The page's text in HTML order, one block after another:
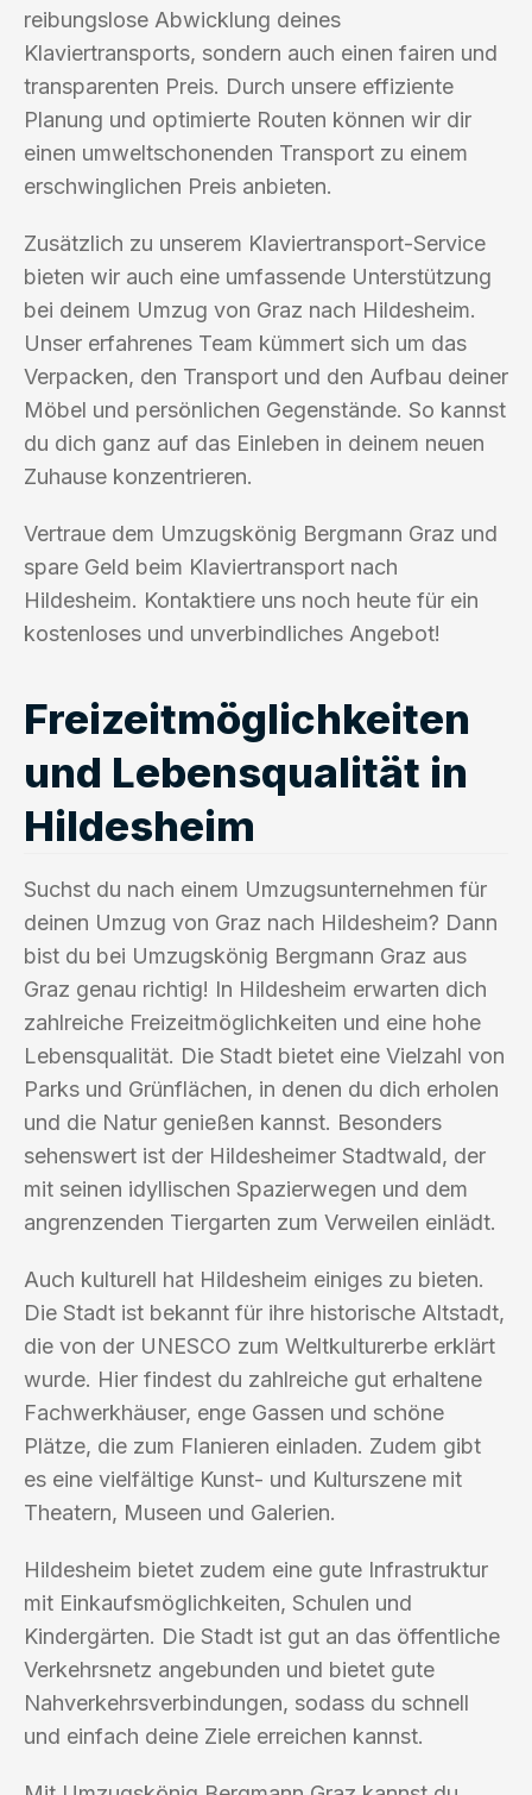
reibungslose Abwicklung deines
Klaviertransports, sondern auch einen fairen und
transparenten Preis. Durch unsere effiziente
Planung und optimierte Routen können wir dir
einen umweltschonenden Transport zu einem
erschwinglichen Preis anbieten.
Zusätzlich zu unserem Klaviertransport-Service
bieten wir auch eine umfassende Unterstützung
bei deinem Umzug von Graz nach Hildesheim.
Unser erfahrenes Team kümmert sich um das
Verpacken, den Transport und den Aufbau deiner
Möbel und persönlichen Gegenstände. So kannst
du dich ganz auf das Einleben in deinem neuen
Zuhause konzentrieren.
Vertraue dem Umzugskönig Bergmann Graz und
spare Geld beim Klaviertransport nach
Hildesheim. Kontaktiere uns noch heute für ein
kostenloses und unverbindliches Angebot!
Freizeitmöglichkeiten
und Lebensqualität in
Hildesheim
Suchst du nach einem Umzugsunternehmen für
deinen Umzug von Graz nach Hildesheim? Dann
bist du bei Umzugskönig Bergmann Graz aus
Graz genau richtig! In Hildesheim erwarten dich
zahlreiche Freizeitmöglichkeiten und eine hohe
Lebensqualität. Die Stadt bietet eine Vielzahl von
Parks und Grünflächen, in denen du dich erholen
und die Natur genießen kannst. Besonders
sehenswert ist der Hildesheimer Stadtwald, der
mit seinen idyllischen Spazierwegen und dem
angrenzenden Tiergarten zum Verweilen einlädt.
Auch kulturell hat Hildesheim einiges zu bieten.
Die Stadt ist bekannt für ihre historische Altstadt,
die von der UNESCO zum Weltkulturerbe erklärt
wurde. Hier findest du zahlreiche gut erhaltene
Fachwerkhäuser, enge Gassen und schöne
Plätze, die zum Flanieren einladen. Zudem gibt
es eine vielfältige Kunst- und Kulturszene mit
Theatern, Museen und Galerien.
Hildesheim bietet zudem eine gute Infrastruktur
mit Einkaufsmöglichkeiten, Schulen und
Kindergärten. Die Stadt ist gut an das öffentliche
Verkehrsnetz angebunden und bietet gute
Nahverkehrsverbindungen, sodass du schnell
und einfach deine Ziele erreichen kannst.